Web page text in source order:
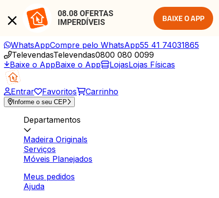
08.08 OFERTAS
IMPERDÍVEIS
BAIXE O APP
WhatsAppCompre pelo WhatsApp55 41 74031865
TelevendasTelevendas0800 080 0099
Baixe o AppBaixe o App LojasLojas Físicas
Entrar Favoritos Carrinho
Informe o seu CEP
Departamentos
Madeira Originals
Serviços
Móveis Planejados
Meus pedidos
Ajuda